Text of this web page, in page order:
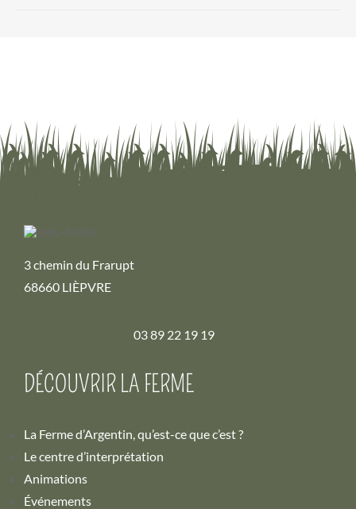
3 chemin du Frarupt
68660 LIÈPVRE
03 89 22 19 19
DÉCOUVRIR LA FERME
La Ferme d’Argentin, qu’est-ce que c’est ?
Le centre d’interprétation
Animations
Événements